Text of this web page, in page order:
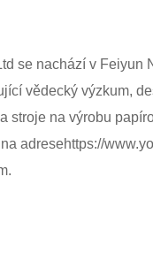
se nachází v
vědecký výzkum,
stroje na výrobu
adresehttps://
.